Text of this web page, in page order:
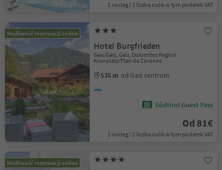
1 nocleg / 2 liczba osób w tym podatek VAT
Możliwość rezerwacji online
Hotel Burgfrieden
Gais/Gais, Gais, Dolomites Region
Kronplatz/Plan de Corones
535 m od Gais centrum
Südtirol Guest Pass
Od 81€
1 nocleg / 2 liczba osób w tym podatek VAT
Możliwość rezerwacji online